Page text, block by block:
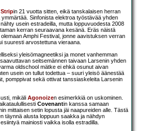
in 21 vuotta sitten, eikä tanskalaisen herran
Sinfonista elektroa työstävää yhden
usein estradeilla, mutta loppuvuodesta 2008
kerran seuraavana kesänä. Eräs näistä
Amphi Festival, jonne aavistuksen verran
suuresti arvostettuna vieraana.
yleisömagneetiksi ja monet vanhemman
seitsemännen taivaan Larsenin yhden
oldschool mätke ei ehkä osunut aivan
usein on tullut todettua – suuri yleisö äänestää
pomppivat sekä ottivat tanssiaskeleita Larsenin
mikäli Agonoizen esimerkkiä on uskominen.
Covenantin kanssa samaan
mittaisen setin lopusta jäi naapureiden alle. Tästä
täynnä alusta loppuun saakka ja nähdyn
mainiosti vaikka isolla estradilla.